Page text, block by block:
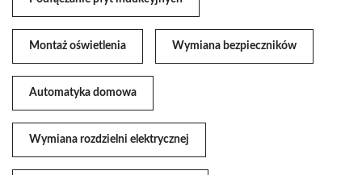
Montaż oświetlenia Wymiana bezpieczników
Automatyka domowa
Wymiana rozdzielni elektrycznej